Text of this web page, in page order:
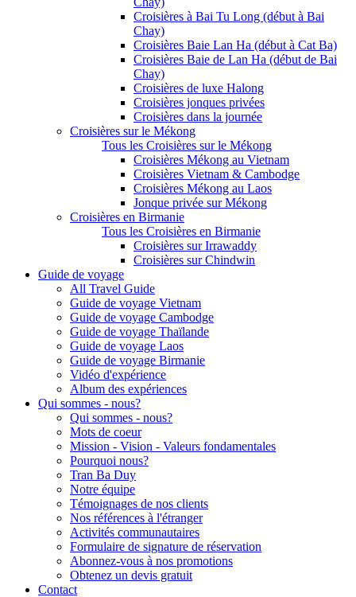
Croisières à Bai Tu Long (début à Bai
Chay)
Croisières Baie Lan Ha (début à Cat Ba)
Croisières Baie de Lan Ha (début de Bai
Chay)
Croisières de luxe Halong
Croisières jonques privées
Croisières dans la journée
Croisières sur le Mékong
Tous les Croisières sur le Mékong
Croisières Mékong au Vietnam
Croisières Vietnam & Cambodge
Croisières Mékong au Laos
Jonque privée sur Mékong
Croisières en Birmanie
Tous les Croisières en Birmanie
Croisières sur Irrawaddy
Croisières sur Chindwin
Guide de voyage
All Travel Guide
Guide de voyage Vietnam
Guide de voyage Cambodge
Guide de voyage Thaïlande
Guide de voyage Laos
Guide de voyage Birmanie
Vidéo d'expérience
Album des expériences
Qui sommes - nous?
Qui sommes - nous?
Mots de coeur
Mission - Vision - Valeurs fondamentales
Pourquoi nous?
Tran Ba Duy
Notre équipe
Témoignages de nos clients
Nos références à l'étranger
Activités communautaires
Formulaire de signature de réservation
Abonnez-vous à nos promotions
Obtenez un devis gratuit
Contact